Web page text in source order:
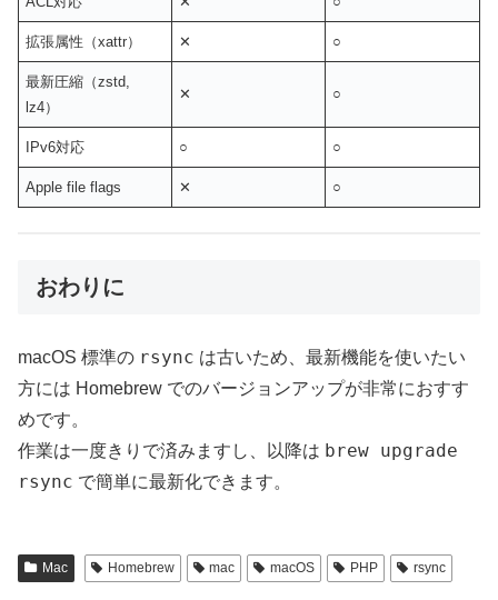
拡張属性（xattr） ✕ ○
最新圧縮（zstd,
lz4）
✕ ○
IPv6対応 ○ ○
Apple file flags ✕ ○
おわりに
macOS 標準の rsync は古いため、最新機能を使いたい
方には Homebrew でのバージョンアップが非常におすす
めです。
作業は一度きりで済みますし、以降は brew upgrade
rsync で簡単に最新化できます。
Mac Homebrew mac macOS PHP rsync